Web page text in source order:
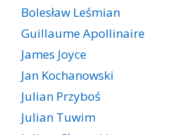
Bolesław Leśmian
Guillaume Apollinaire
James Joyce
Jan Kochanowski
Julian Przyboś
Julian Tuwim